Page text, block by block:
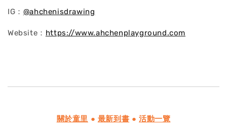
IG： @ahchenisdrawing
Website： https://www.ahchenplayground.com
關於童里 ● 最新到書 ●活動一覽